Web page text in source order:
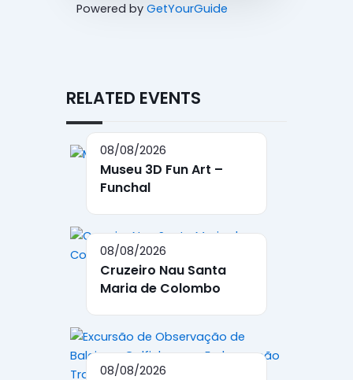
Powered by GetYourGuide
RELATED EVENTS
08/08/2026
Museu 3D Fun Art –
Funchal
08/08/2026
Cruzeiro Nau Santa
Maria de Colombo
08/08/2026